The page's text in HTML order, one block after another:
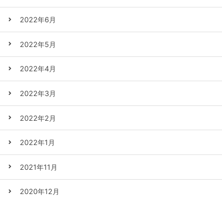
2022年6月
2022年5月
2022年4月
2022年3月
2022年2月
2022年1月
2021年11月
2020年12月